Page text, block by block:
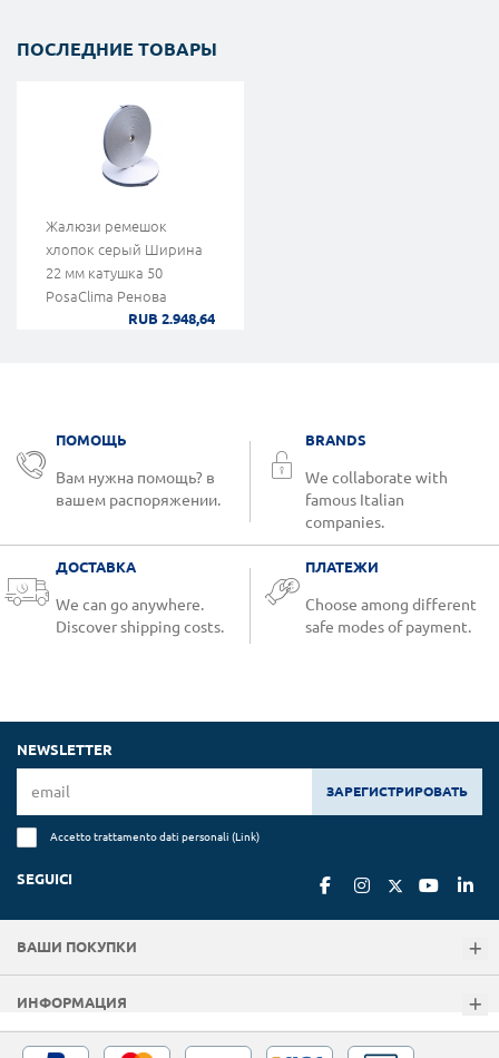
ПОСЛЕДНИЕ ТОВАРЫ
Жалюзи ремешок
хлопок серый Ширина
22 мм катушка 50
PosaClima Ренова
RUB 2.948,64
ПОМОЩЬ
Вам нужна помощь? в
вашем распоряжении.
BRANDS
We collaborate with
famous Italian
companies.
ДОСТАВКА
We can go anywhere.
Discover shipping costs.
ПЛАТЕЖИ
Choose among different
safe modes of payment.
NEWSLETTER
ЗАРЕГИСТРИРОВАТЬ
Accetto trattamento dati personali (Link)
SEGUICI
ВАШИ ПОКУПКИ
ИНФОРМАЦИЯ